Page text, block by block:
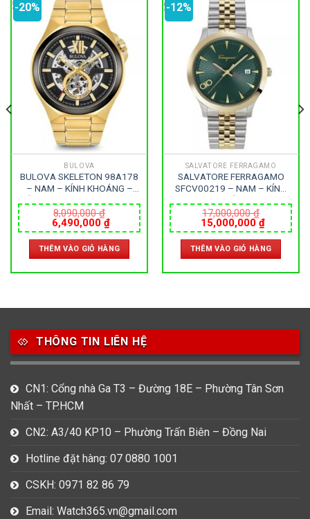
-20%
BULOVA
BULOVA SKELETON 98A178
– NAM – KÍNH KHOÁNG –
– SIZE 46MM – MÁY THỤY
SỸ
8,090,000₫
Giá
gốc
là:
8,090,000 ₫.
6,490,000₫Giá
hiện
tại
là:
6,490,000 ₫.
THÊM VÀO GIỎ HÀNG
-12%
SALVATORE FERRAGAMO
SALVATORE FERRAGAMO
SFCV00219 – NAM – KÍNH
PIN – SIZE 40MM – MÁY
ITALIA
17,000,000₫
Giá
gốc
là:
17,000,000 ₫.
15,000,000₫Giá
hiện
tại
là:
THÊM VÀO GIỎ HÀNG
THÔNG TIN LIÊN HỆ
CN1: Cổng nhà Ga T3 – Đường 18E – Phường Tân Sơn
Nhất – TP.HCM
CN2: A3/40 KP10 – Phường Trấn Biên – Đồng Nai
Hotline đặt hàng: 07 0880 1001
CSKH: 0971 82 86 79
Email: Watch365.vn@gmail.com